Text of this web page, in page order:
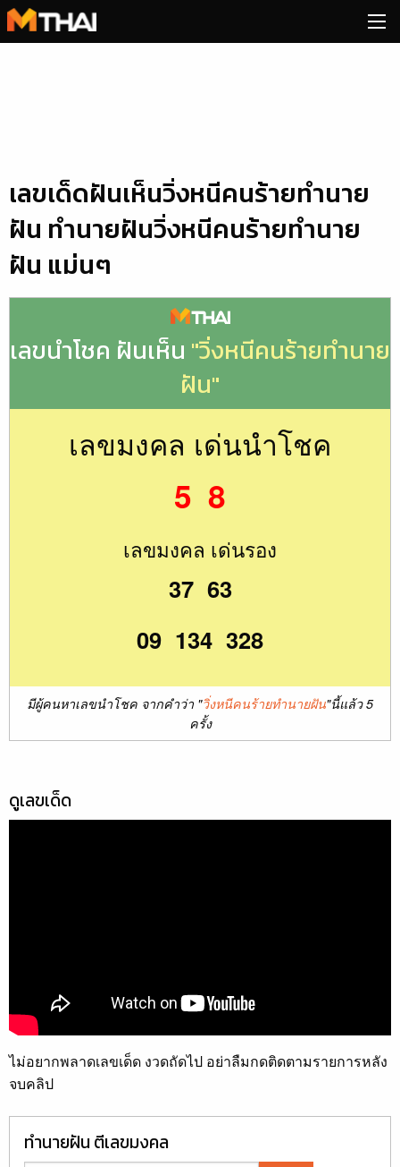
Skip
to
เลขเด็ดฝันเห็นวิ่งหนีคนร้ายทํานาย
ฝัน ทำนายฝันวิ่งหนีคนร้ายทํานาย
ฝัน แม่นๆ
เลขนำโชค ฝันเห็น "วิ่งหนีคนร้ายทํานาย
ฝัน"
เลขมงคล เด่นนำโชค
5 8
เลขมงคล เด่นรอง
37 63
09 134 328
มีผู้คนหาเลขนำโชค จากคำว่า "วิ่งหนีคนร้ายทํานายฝัน"นี้แล้ว 5
ครั้ง
ดูเลขเด็ด
ไม่อยากพลาดเลขเด็ด งวดถัดไป อย่าลืมกดติดตามรายการหลัง
จบคลิป
ทำนายฝัน ตีเลขมงคล